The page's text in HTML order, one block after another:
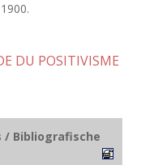
DU POSITIVISME
/ Bibliografische